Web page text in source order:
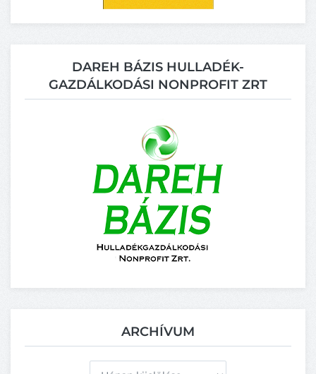
DAREH BÁZIS HULLADÉK-
GAZDÁLKODÁSI NONPROFIT ZRT
ARCHÍVUM